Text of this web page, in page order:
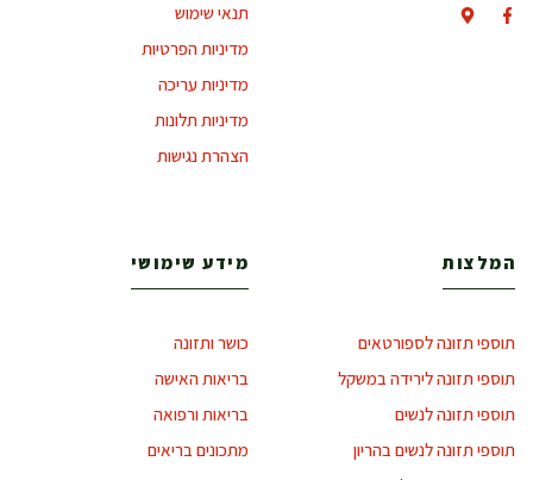
תנאי שימוש
מדיניות הפרטיות
מדיניות עריכה
מדיניות תלונות
הצהרת נגישות
המלצות
תוספי תזונה לספורטאים
תוספי תזונה לירידה במשקל
תוספי תזונה לנשים
תוספי תזונה לנשים בהריון
מידע שימושי
כושר ותזונה
בריאות האישה
בריאות ורפואה
מתכונים בריאים